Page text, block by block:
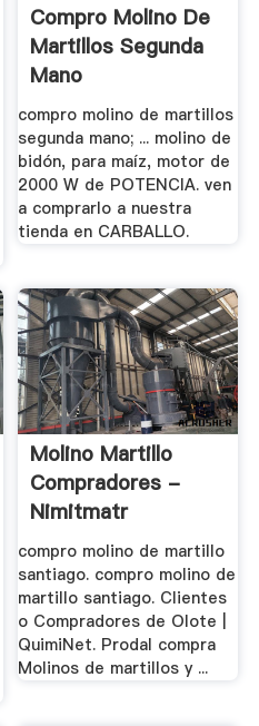
Compro Molino De
Martillos Segunda
Mano
compro molino de martillos
segunda mano; ... molino de
bidón, para maíz, motor de
2000 W de POTENCIA. ven
a comprarlo a nuestra
tienda en CARBALLO.
Molino Martillo
Compradores -
Nimitmatr
compro molino de martillo
santiago. compro molino de
martillo santiago. Clientes
o Compradores de Olote |
QuimiNet. Prodal compra
Molinos de martillos y ...